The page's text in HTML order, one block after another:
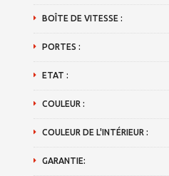
BOÎTE DE VITESSE :
PORTES :
ETAT :
COULEUR :
COULEUR DE L'INTÉRIEUR :
GARANTIE: